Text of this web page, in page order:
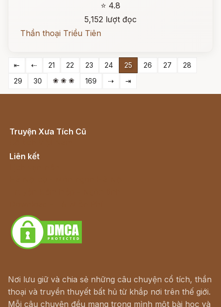
⭐ 4.8
5,152 lượt đọc
Thần thoại Triều Tiên
⇤ ⇠ 21 22 23 24 25 26 27
28
29
30 ❀ ❀ ❀ 169 ⇢ ⇥
Truyện Xưa Tích Cũ
Liên kết
Nơi lưu giữ và chia sẻ những câu chuyện cổ tích, thần
thoại và truyền thuyết bất hủ từ khắp nơi trên thế giới.
Mỗi câu chuyện đều mang trong mình một bài học và